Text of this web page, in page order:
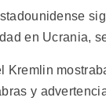
en Ucrania,
y